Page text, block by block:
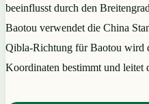
beeinflusst durch den
Baotou verwendet die China
Qibla-Richtung für Baotou wird
Koordinaten bestimmt und leitet